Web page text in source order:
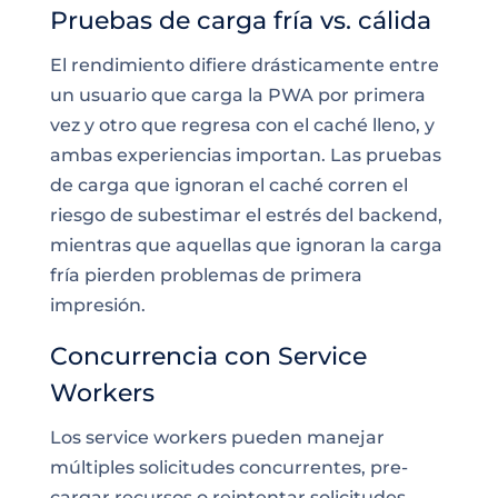
Pruebas de carga fría vs. cálida
El rendimiento difiere drásticamente entre
un usuario que carga la PWA por primera
vez y otro que regresa con el caché lleno, y
ambas experiencias importan. Las pruebas
de carga que ignoran el caché corren el
riesgo de subestimar el estrés del backend,
mientras que aquellas que ignoran la carga
fría pierden problemas de primera
impresión.
Concurrencia con Service
Workers
Los service workers pueden manejar
múltiples solicitudes concurrentes, pre-